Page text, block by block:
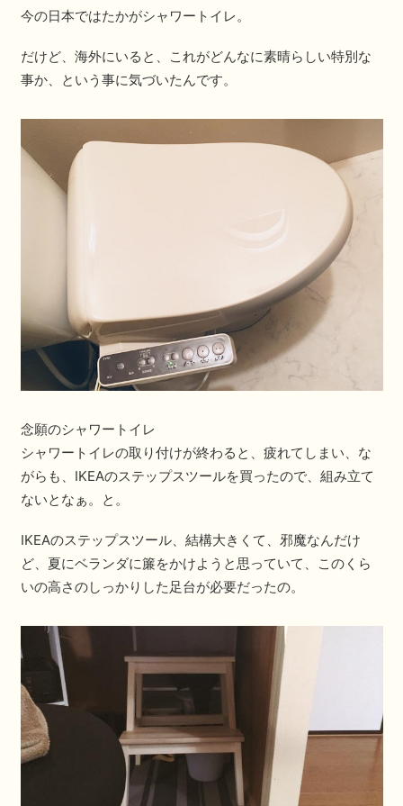
今の日本ではたかがシャワートイレ。
だけど、海外にいると、これがどんなに素晴らしい特別な
事か、という事に気づいたんです。
念願のシャワートイレ
シャワートイレの取り付けが終わると、疲れてしまい、な
がらも、IKEAのステップスツールを買ったので、組み立て
ないとなぁ。と。
IKEAのステップスツール、結構大きくて、邪魔なんだけ
ど、夏にベランダに簾をかけようと思っていて、このくら
いの高さのしっかりした足台が必要だったの。